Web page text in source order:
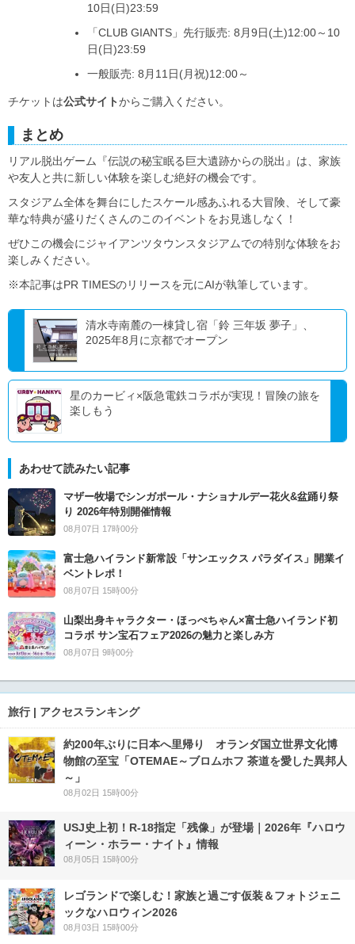
10日(日)23:59
「CLUB GIANTS」先行販売: 8月9日(土)12:00～10
日(日)23:59
一般販売: 8月11日(月祝)12:00～
チケットは公式サイトからご購入ください。
まとめ
リアル脱出ゲーム『伝説の秘宝眠る巨大遺跡からの脱出』は、家族
や友人と共に新しい体験を楽しむ絶好の機会です。
スタジアム全体を舞台にしたスケール感あふれる大冒険、そして豪
華な特典が盛りだくさんのこのイベントをお見逃しなく！
ぜひこの機会にジャイアンツタウンスタジアムでの特別な体験をお
楽しみください。
※本記事はPR TIMESのリリースを元にAIが執筆しています。
清水寺南麓の一棟貸し宿「鈴 三年坂 夢子」、
2025年8月に京都でオープン
星のカービィ×阪急電鉄コラボが実現！冒険の旅を
楽しもう
あわせて読みたい記事
マザー牧場でシンガポール・ナショナルデー花火&盆踊り祭
り 2026年特別開催情報
08月07日 17時00分
富士急ハイランド新常設「サンエックス パラダイス」開業イ
ベントレポ！
08月07日 15時00分
山梨出身キャラクター・ほっぺちゃん×富士急ハイランド初
コラボ サン宝石フェア2026の魅力と楽しみ方
08月07日 9時00分
旅行 | アクセスランキング
約200年ぶりに日本へ里帰り オランダ国立世界文化博
物館の至宝「OTEMAE～ブロムホフ 茶道を愛した異邦人
～」
08月02日 15時00分
USJ史上初！R-18指定「残像」が登場｜2026年『ハロウ
ィーン・ホラー・ナイト』情報
08月05日 15時00分
レゴランドで楽しむ！家族と過ごす仮装＆フォトジェニ
ックなハロウィン2026
08月03日 15時00分